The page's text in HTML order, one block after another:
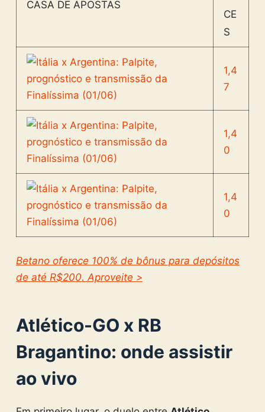
CASA DE APOSTAS
CE
S
1,4
7
1,4
0
1,4
0
Betanooferece 100% de bônus para depósitos
de até R$200. Aproveite >
Atlético-GO x RB
Bragantino: onde assistir
ao vivo